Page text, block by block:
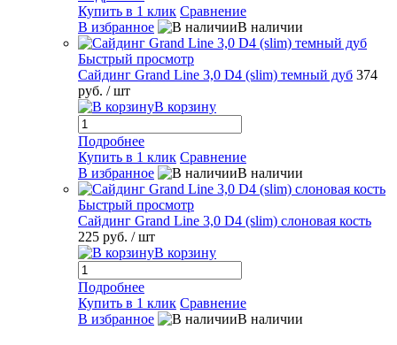
Купить в 1 клик Сравнение
В избранное
В наличии
Быстрый просмотр
Сайдинг Grand Line 3,0 D4 (slim) темный дуб 374
руб. / шт
В корзину
Подробнее
Купить в 1 клик Сравнение
В избранное
В наличии
Быстрый просмотр
Сайдинг Grand Line 3,0 D4 (slim) слоновая кость
225 руб. / шт
В корзину
Подробнее
Купить в 1 клик Сравнение
В избранное
В наличии